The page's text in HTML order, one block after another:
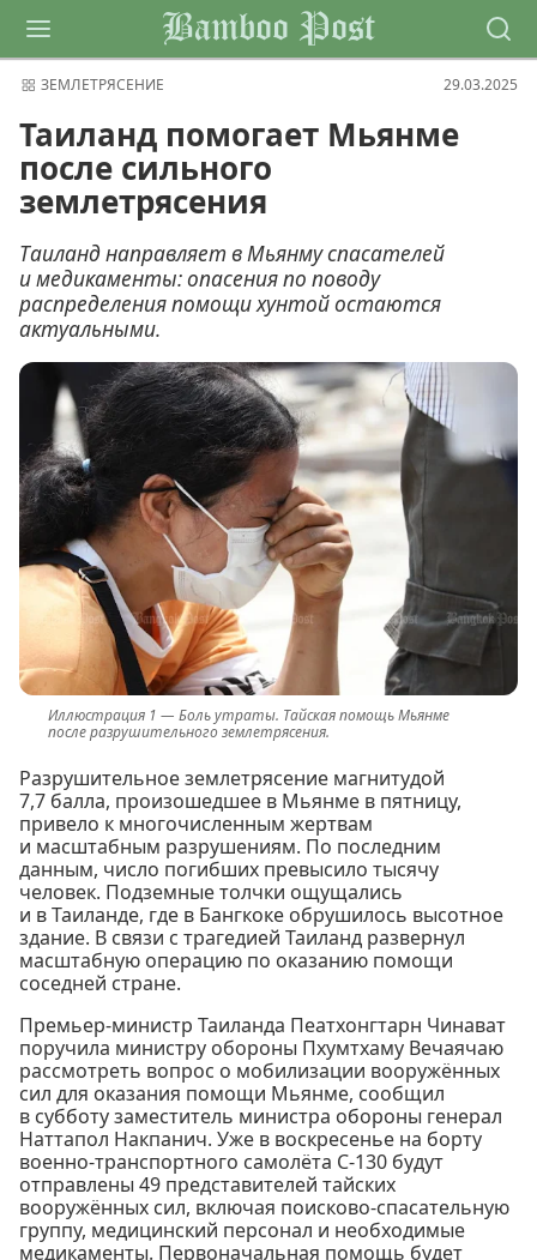
Bamboo Post
ЗЕМЛЕТРЯСЕНИЕ 29.03.2025
Таиланд помогает Мьянме
после сильного
землетрясения
Таиланд направляет в Мьянму спасателей
и медикаменты: опасения по поводу
распределения помощи хунтой остаются
актуальными.
Боль утраты. Тайская помощь Мьянме
после разрушительного землетрясения.
Разрушительное землетрясение магнитудой
7,7 балла, произошедшее в Мьянме в пятницу,
привело к многочисленным жертвам
и масштабным разрушениям. По последним
данным, число погибших превысило тысячу
человек. Подземные толчки ощущались
и в Таиланде, где в Бангкоке обрушилось высотное
здание. В связи с трагедией Таиланд развернул
масштабную операцию по оказанию помощи
соседней стране.
Премьер-министр Таиланда Пеатхонгтарн Чинават
поручила министру обороны Пхумтхаму Вечаячаю
рассмотреть вопрос о мобилизации вооружённых
сил для оказания помощи Мьянме, сообщил
в субботу заместитель министра обороны генерал
Наттапол Накпанич. Уже в воскресенье на борту
военно-транспортного самолёта C-130 будут
отправлены 49 представителей тайских
вооружённых сил, включая поисково-спасательную
группу, медицинский персонал и необходимые
медикаменты. Первоначальная помощь будет